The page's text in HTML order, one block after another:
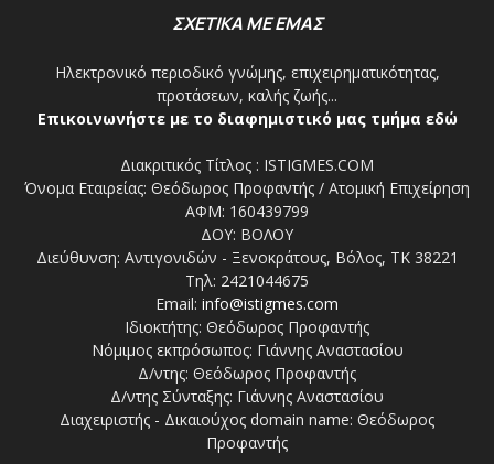
ΣΧΕΤΙΚΑ ΜΕ ΕΜΑΣ
Ηλεκτρονικό περιοδικό γνώμης, επιχειρηματικότητας,
προτάσεων, καλής ζωής...
Επικοινωνήστε με το διαφημιστικό μας τμήμα εδώ
Διακριτικός Τίτλος : ISTIGMES.COM
Όνομα Εταιρείας: Θεόδωρος Προφαντής / Ατομική Επιχείρηση
ΑΦΜ: 160439799
ΔΟΥ: ΒΟΛΟΥ
Διεύθυνση: Αντιγονιδών - Ξενοκράτους, Βόλος, ΤΚ 38221
Τηλ: 2421044675
Email: info@istigmes.com
Ιδιοκτήτης: Θεόδωρος Προφαντής
Νόμιμος εκπρόσωπος: Γιάννης Αναστασίου
Δ/ντης: Θεόδωρος Προφαντής
Δ/ντης Σύνταξης: Γιάννης Αναστασίου
Διαχειριστής - Δικαιούχος domain name: Θεόδωρος
Προφαντής